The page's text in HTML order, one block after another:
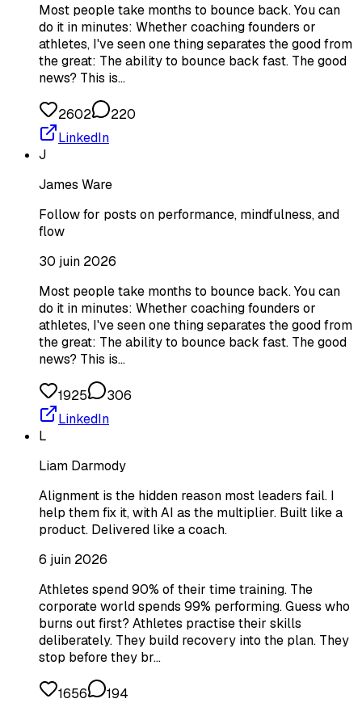
Most people take months to bounce back. You can
do it in minutes: Whether coaching founders or
athletes, I've seen one thing separates the good from
the great: The ability to bounce back fast. The good
news? This is…
2602
220
LinkedIn
J
James Ware
Follow for posts on performance, mindfulness, and
flow
30 juin 2026
Most people take months to bounce back. You can
do it in minutes: Whether coaching founders or
athletes, I've seen one thing separates the good from
the great: The ability to bounce back fast. The good
news? This is…
1925
306
LinkedIn
L
Liam Darmody
Alignment is the hidden reason most leaders fail. I
help them fix it, with AI as the multiplier. Built like a
product. Delivered like a coach.
6 juin 2026
Athletes spend 90% of their time training. The
corporate world spends 99% performing. Guess who
burns out first? Athletes practise their skills
deliberately. They build recovery into the plan. They
stop before they br…
1656
194